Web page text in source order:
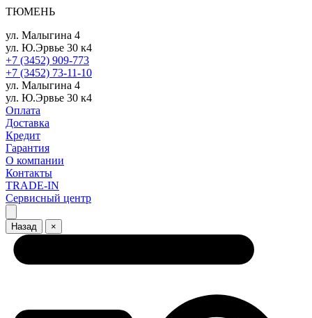
ТЮМЕНЬ
ул. Малыгина 4
ул. Ю.Эрвье 30 к4
+7 (3452) 909-773
+7 (3452) 73-11-10
ул. Малыгина 4
ул. Ю.Эрвье 30 к4
Оплата
Доставка
Кредит
Гарантия
О компании
Контакты
TRADE-IN
Сервисный центр
Назад ×